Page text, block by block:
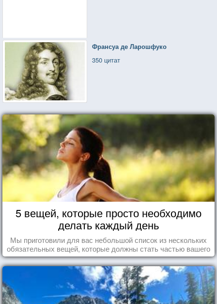
Франсуа де Ларошфуко
350 цитат
5 вещей, которые просто необходимо
делать каждый день
Мы приготовили для вас небольшой список из нескольких
обязательных вещей, которые должны стать частью вашего
дня.